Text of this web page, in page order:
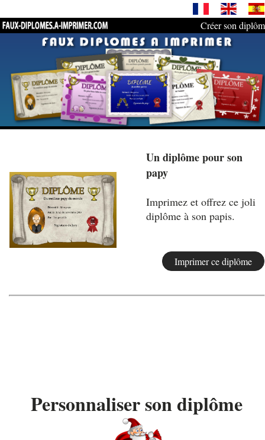
Créer son
Un diplôme pour son
papy
Imprimez et offrez ce joli
diplôme à son papis.
Personnaliser son diplôme